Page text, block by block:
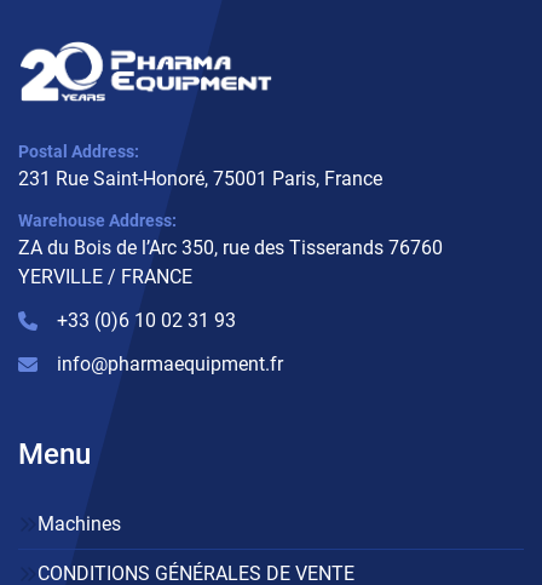
Postal Address:
231 Rue Saint-Honoré, 75001 Paris, France
Warehouse Address:
ZA du Bois de l’Arc 350, rue des Tisserands 76760
YERVILLE / FRANCE
+33 (0)6 10 02 31 93
info@pharmaequipment.fr
Menu
Machines
CONDITIONS GÉNÉRALES DE VENTE